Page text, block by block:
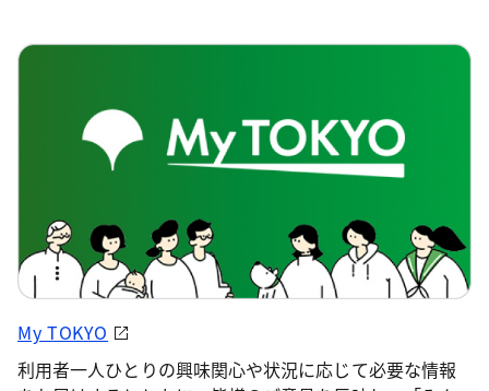
My TOKYO
利用者一人ひとりの興味関心や状況に応じて必要な情報